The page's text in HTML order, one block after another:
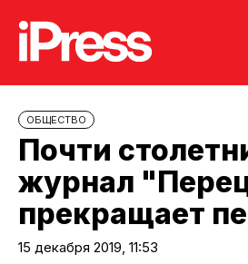
ОБЩЕСТВО
Почти
журнал
прекращает
15 декабря 2019, 11:53